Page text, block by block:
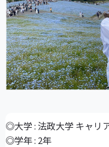
◎大学 : 法政大学 キャリ
◎学年 : 2年